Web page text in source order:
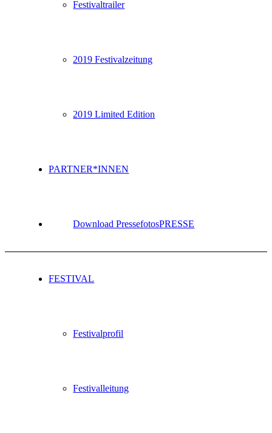
Festivaltrailer
2019 Festivalzeitung
2019 Limited Edition
PARTNER*INNEN
PRESSE
Download Pressefotos
FESTIVAL
Festivalprofil
Festivalleitung